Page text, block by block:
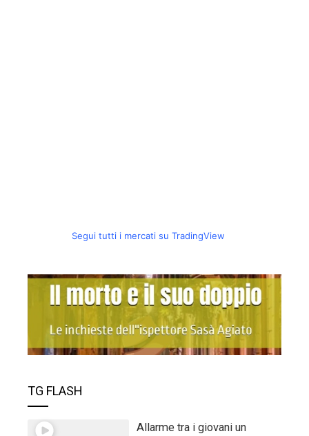
Segui tutti i mercati su TradingView
TG FLASH
Allarme tra i giovani un